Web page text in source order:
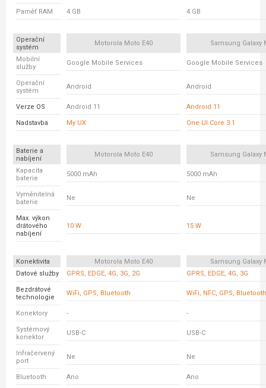
Paměť RAM 4 GB 4 GB
Operační
systém
Motorola Moto E40 Samsung Galaxy
Mobilní
služby
Google Mobile Services Google Mobile Services
Operační
systém
Android Android
Verze OS Android 11 Android 11
Nadstavba My UX One UI Core 3.1
Baterie a
nabíjení
Motorola Moto E40 Samsung Galaxy
Kapacita
baterie
5000 mAh 5000 mAh
Vyměnitelná
baterie
Ne Ne
Max. výkon
drátového
nabíjení
10 W 15 W
Konektivita Motorola Moto E40
Samsung Galaxy
Datové služby
GPRS, EDGE, 4G, 3G, 2G GPRS, EDGE, 4G, 3G
Bezdrátové
technologie
WiFi, GPS, Bluetooth WiFi, NFC, GPS, Bluetooth
Konektory - -
Systémový
konektor
USB-C USB-C
Infračervený
port
Ne Ne
Bluetooth Ano Ano